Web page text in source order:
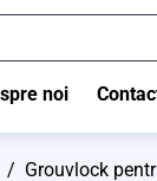
noi
/ Grouvlock